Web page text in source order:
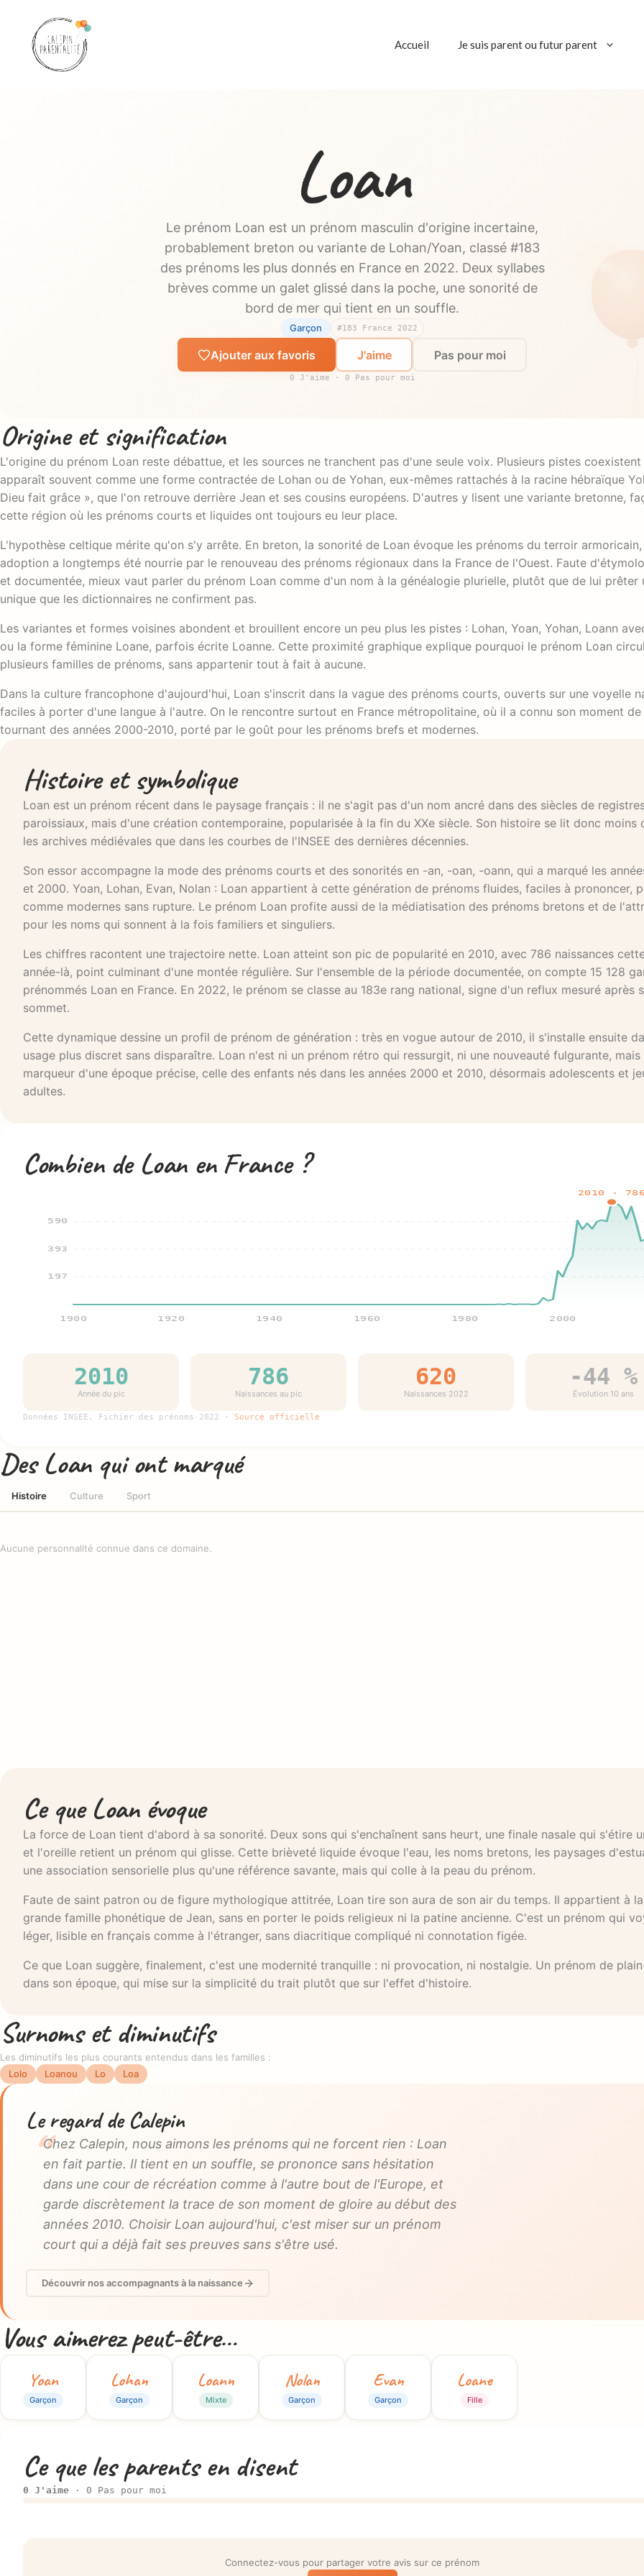
contenu
Accueil Je suis parent ou futur parent
Loan
Le prénom Loan est un prénom masculin d'origine incertaine,
probablement breton ou variante de Lohan/Yoan, classé #183
des prénoms les plus donnés en France en 2022. Deux syllabes
brèves comme un galet glissé dans la poche, une sonorité de
bord de mer qui tient en un souffle.
Garçon #183 France 2022
Ajouter aux favoris J'aime Pas pour moi
0 J'aime · 0 Pas pour moi
Origine et signification
L'origine du prénom Loan reste débattue, et les sources ne tranchent pas d'une seule voix. Plusieurs pistes coexistent
apparaît souvent comme une forme contractée de Lohan ou de Yohan, eux-mêmes rattachés à la racine hébraïque
Dieu fait grâce », que l'on retrouve derrière Jean et ses cousins européens. D'autres y lisent une variante bretonne,
cette région où les prénoms courts et liquides ont toujours eu leur place.
L'hypothèse celtique mérite qu'on s'y arrête. En breton, la sonorité de Loan évoque les prénoms du terroir
adoption a longtemps été nourrie par le renouveau des prénoms régionaux dans la France de l'Ouest. Faute
et documentée, mieux vaut parler du prénom Loan comme d'un nom à la généalogie plurielle, plutôt que de lui prêter
unique que les dictionnaires ne confirment pas.
Les variantes et formes voisines abondent et brouillent encore un peu plus les pistes : Lohan, Yoan, Yohan, Loann
ou la forme féminine Loane, parfois écrite Loanne. Cette proximité graphique explique pourquoi le prénom Loan
plusieurs familles de prénoms, sans appartenir tout à fait à aucune.
Dans la culture francophone d'aujourd'hui, Loan s'inscrit dans la vague des prénoms courts, ouverts sur une voyelle
faciles à porter d'une langue à l'autre. On le rencontre surtout en France métropolitaine, où il a connu son moment
tournant des années 2000-2010, porté par le goût pour les prénoms brefs et modernes.
Histoire et symbolique
Loan est un prénom récent dans le paysage français : il ne s'agit pas d'un nom ancré dans des siècles de
paroissiaux, mais d'une création contemporaine, popularisée à la fin du XXe siècle. Son histoire se lit donc moins
les archives médiévales que dans les courbes de l'INSEE des dernières décennies.
Son essor accompagne la mode des prénoms courts et des sonorités en -an, -oan, -oann, qui a marqué les
et 2000. Yoan, Lohan, Evan, Nolan : Loan appartient à cette génération de prénoms fluides, faciles à prononcer,
comme modernes sans rupture. Le prénom Loan profite aussi de la médiatisation des prénoms bretons et de
pour les noms qui sonnent à la fois familiers et singuliers.
Les chiffres racontent une trajectoire nette. Loan atteint son pic de popularité en 2010, avec 786 naissances
année-là, point culminant d'une montée régulière. Sur l'ensemble de la période documentée, on compte 15 128
prénommés Loan en France. En 2022, le prénom se classe au 183e rang national, signe d'un reflux mesuré après
sommet.
Cette dynamique dessine un profil de prénom de génération : très en vogue autour de 2010, il s'installe ensuite
usage plus discret sans disparaître. Loan n'est ni un prénom rétro qui ressurgit, ni une nouveauté fulgurante, mais
marqueur d'une époque précise, celle des enfants nés dans les années 2000 et 2010, désormais adolescents et
adultes.
Combien de Loan en France ?
197
393
590
1900 1920 1940 1960 1980 2000
2010 ·
2010
Année du pic
786
Naissances au pic
620
Naissances 2022
-44 %
Évolution 10 ans
Données INSEE, Fichier des prénoms 2022 · Source officielle
Des Loan qui ont marqué
Histoire Culture Sport
Aucune personnalité connue dans ce domaine.
Ce que Loan évoque
La force de Loan tient d'abord à sa sonorité. Deux sons qui s'enchaînent sans heurt, une finale nasale qui s'étire
et l'oreille retient un prénom qui glisse. Cette brièveté liquide évoque l'eau, les noms bretons, les paysages
une association sensorielle plus qu'une référence savante, mais qui colle à la peau du prénom.
Faute de saint patron ou de figure mythologique attitrée, Loan tire son aura de son air du temps. Il appartient à la
grande famille phonétique de Jean, sans en porter le poids religieux ni la patine ancienne. C'est un prénom qui
léger, lisible en français comme à l'étranger, sans diacritique compliqué ni connotation figée.
Ce que Loan suggère, finalement, c'est une modernité tranquille : ni provocation, ni nostalgie. Un prénom de
dans son époque, qui mise sur la simplicité du trait plutôt que sur l'effet d'histoire.
Surnoms et diminutifs
Les diminutifs les plus courants entendus dans les familles :
Lolo
Loanou Lo Loa
Le regard de Calepin
Chez Calepin, nous aimons les prénoms qui ne forcent rien : Loan
en fait partie. Il tient en un souffle, se prononce sans hésitation
dans une cour de récréation comme à l'autre bout de l'Europe, et
garde discrètement la trace de son moment de gloire au début des
années 2010. Choisir Loan aujourd'hui, c'est miser sur un prénom
court qui a déjà fait ses preuves sans s'être usé.
Découvrir nos accompagnants à la naissance
Vous aimerez peut-être…
Yoan
Garçon
Lohan
Garçon
Loann
Mixte
Nolan
Garçon
Evan
Garçon
Loane
Fille
Ce que les parents en disent
0 J'aime · 0 Pas pour moi
Connectez-vous pour partager votre avis sur ce prénom